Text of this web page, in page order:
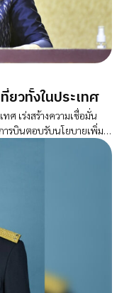
วทั้งในประเทศ
เร่งสร้างความเชื่อมั่น
ารบินตอบรับนโยบายเพิ่ม